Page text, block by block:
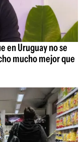
en Uruguay no se
mucho mejor que